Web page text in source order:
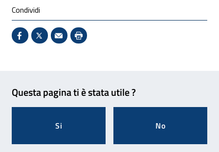
Condividi
Condividi su Facebook - Sito esterno - Apertura in
X - Sito esterno - Apertura in nuova finestra
Invio Mail: apre il programma di posta
Stampa pagina: scelta meno
Questa pagina ti è stata utile ?
Si No